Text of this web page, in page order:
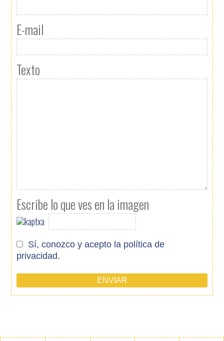
E-mail
Texto
Escribe lo que ves en la imagen
Sí, conozco y acepto la política de
privacidad.